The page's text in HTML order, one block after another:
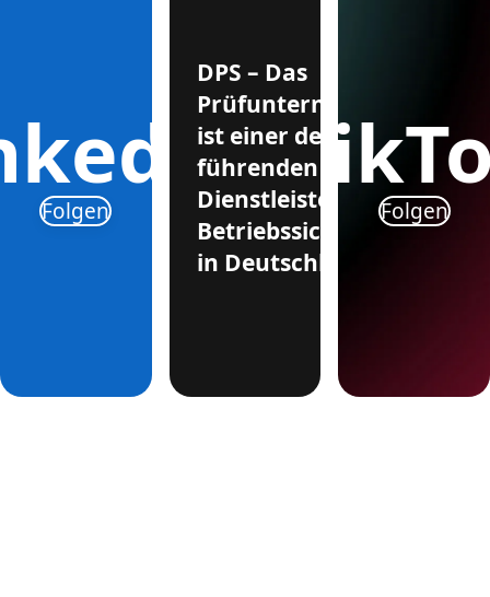
Folgen
DPS – Das
Prüfunternehmen
ist einer der
führenden
Dienstleister für
Betriebssicherheit
in Deutschland.
Folgen